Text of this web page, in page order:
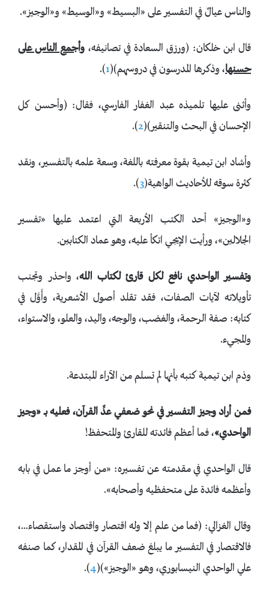
والناس عيالٌ في التفسير على «البسيط» و«الوسيط» و«الوجيز».
قال ابن خلكان: (ورزق السعادة في تصانيفه، وأجمع الناس على
حسنها، وذكرها المدرسون في دروسهم)(1
).
وأثنى عليها تلميذه عبد الغفار الفارسي، فقال: (وأحسن كل
الإحسان في البحث والتنقير)(2
).
وأشاد ابن تيمية بقوة معرفته باللغة، وسعة علمه بالتفسير، ونقد
كثرة سوقه للأحاديث الواهية(3
).
و«الوجيز» أحد الكتب الأربعة التي اعتمد عليها «تفسير
الجلالين»، ورأيت الإيجي اتكأ عليه، وهو عماد الكتابين.
وتفسير الواحدي نافع لكل قارئ لكتاب الله، واحذر وتجنب
تأويلاته لآيات الصفات، فقد تقلد أصول الأشعرية، وأَوَّل في
كتابه: صفة الرحمة، والغضب، والوجه، واليد، والعلو، والاستواء،
والمجيء.
وذم ابن تيمية كتبه بأنها لم تسلم من الآراء المبتدعة.
فمن أراد وجيز التفسير في نحو ضعفي عدِّ القرآن، فعليه بــ«وجيز
الواحدي»، فما أعظم فائدته للقارئ والمتحفظ!
قال الواحدي في مقدمته عن تفسيره: «من أوجز ما عمل في بابه
وأعظمه فائدة على متحفظيه وأصحابه».
وقال الغزالي: (فما من علم إلا وله اقتصار واقتصاد واستقصاء…،
فالاقتصار في التفسير ما يبلغ ضعف القرآن في المقدار، كما صنفه
علي الواحدي النيسابوري، وهو «‌الوجيز»)(4
).